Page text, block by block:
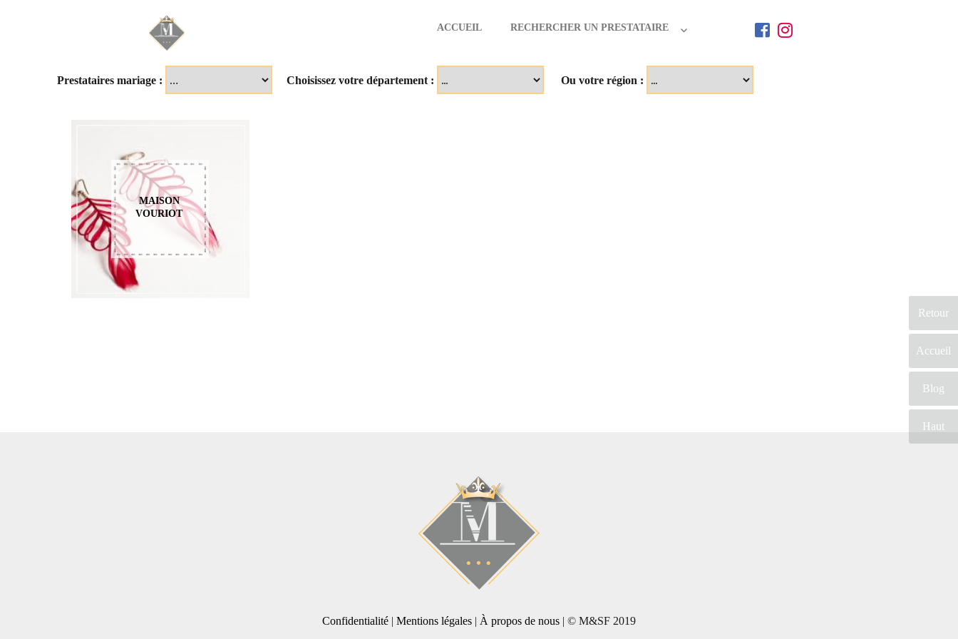
Mariage & Savoir faire
ACCUEIL RECHERCHER UN PRESTATAIRE
Retour
Accueil
Blog
Haut
Prestataires mariage : Choisissez votre département : Ou votre région :
MAISON
VOURIOT
Confidentialité| Mentions légales| À propos de nous| © M&SF 2019